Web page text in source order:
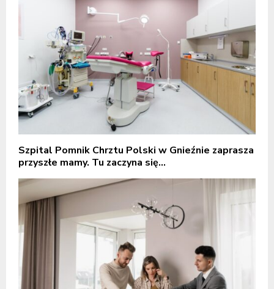
Szpital Pomnik Chrztu Polski w Gnieźnie zaprasza
przyszłe mamy. Tu zaczyna się...